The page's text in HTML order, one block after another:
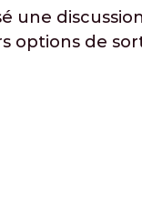
une
options de